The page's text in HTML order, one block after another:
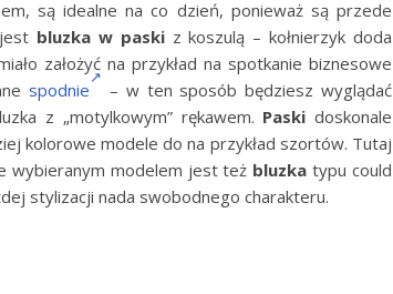
są idealne na co dzień, ponieważ są przede
bluzka w paskiz koszulą – kołnierzyk doda
założyć na przykład na spotkanie biznesowe
spodnie
– w ten sposób będziesz wyglądać
z „motylkowym” rękawem. Paski doskonale
kolorowe modele do na przykład szortów. Tutaj
wybieranym modelem jest też bluzka typu could
stylizacji nada swobodnego charakteru.